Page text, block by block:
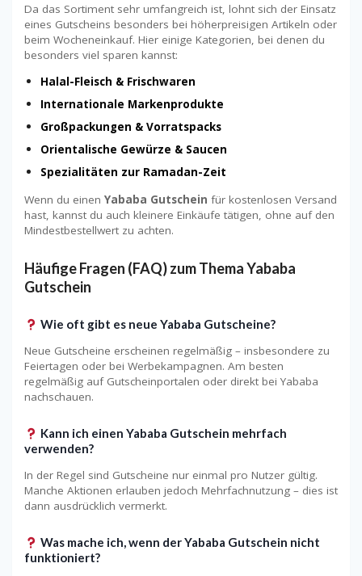
Da das Sortiment sehr umfangreich ist, lohnt sich der Einsatz
eines Gutscheins besonders bei höherpreisigen Artikeln oder
beim Wocheneinkauf. Hier einige Kategorien, bei denen du
besonders viel sparen kannst:
Halal-Fleisch & Frischwaren
Internationale Markenprodukte
Großpackungen & Vorratspacks
Orientalische Gewürze & Saucen
Spezialitäten zur Ramadan-Zeit
Wenn du einen Yababa Gutschein für kostenlosen Versand
hast, kannst du auch kleinere Einkäufe tätigen, ohne auf den
Mindestbestellwert zu achten.
Häufige Fragen (FAQ) zum Thema Yababa
Gutschein
Wie oft gibt es neue Yababa Gutscheine?
Neue Gutscheine erscheinen regelmäßig – insbesondere zu
Feiertagen oder bei Werbekampagnen. Am besten
regelmäßig auf Gutscheinportalen oder direkt bei Yababa
nachschauen.
Kann ich einen Yababa Gutschein mehrfach
verwenden?
In der Regel sind Gutscheine nur einmal pro Nutzer gültig.
Manche Aktionen erlauben jedoch Mehrfachnutzung – dies ist
dann ausdrücklich vermerkt.
Was mache ich, wenn der Yababa Gutschein nicht
funktioniert?